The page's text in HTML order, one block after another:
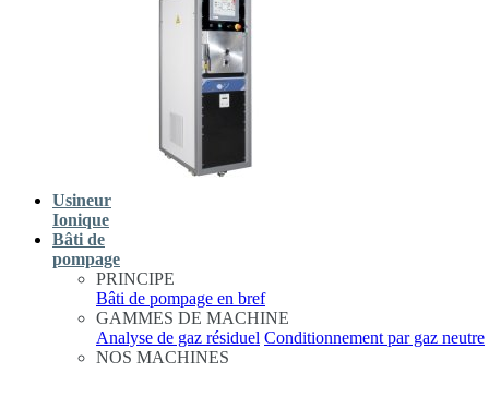
Usineur
Ionique
Bâti de
pompage
PRINCIPE
Bâti de pompage en bref
GAMMES DE MACHINE
Analyse de gaz résiduel Conditionnement par gaz neutre
NOS MACHINES